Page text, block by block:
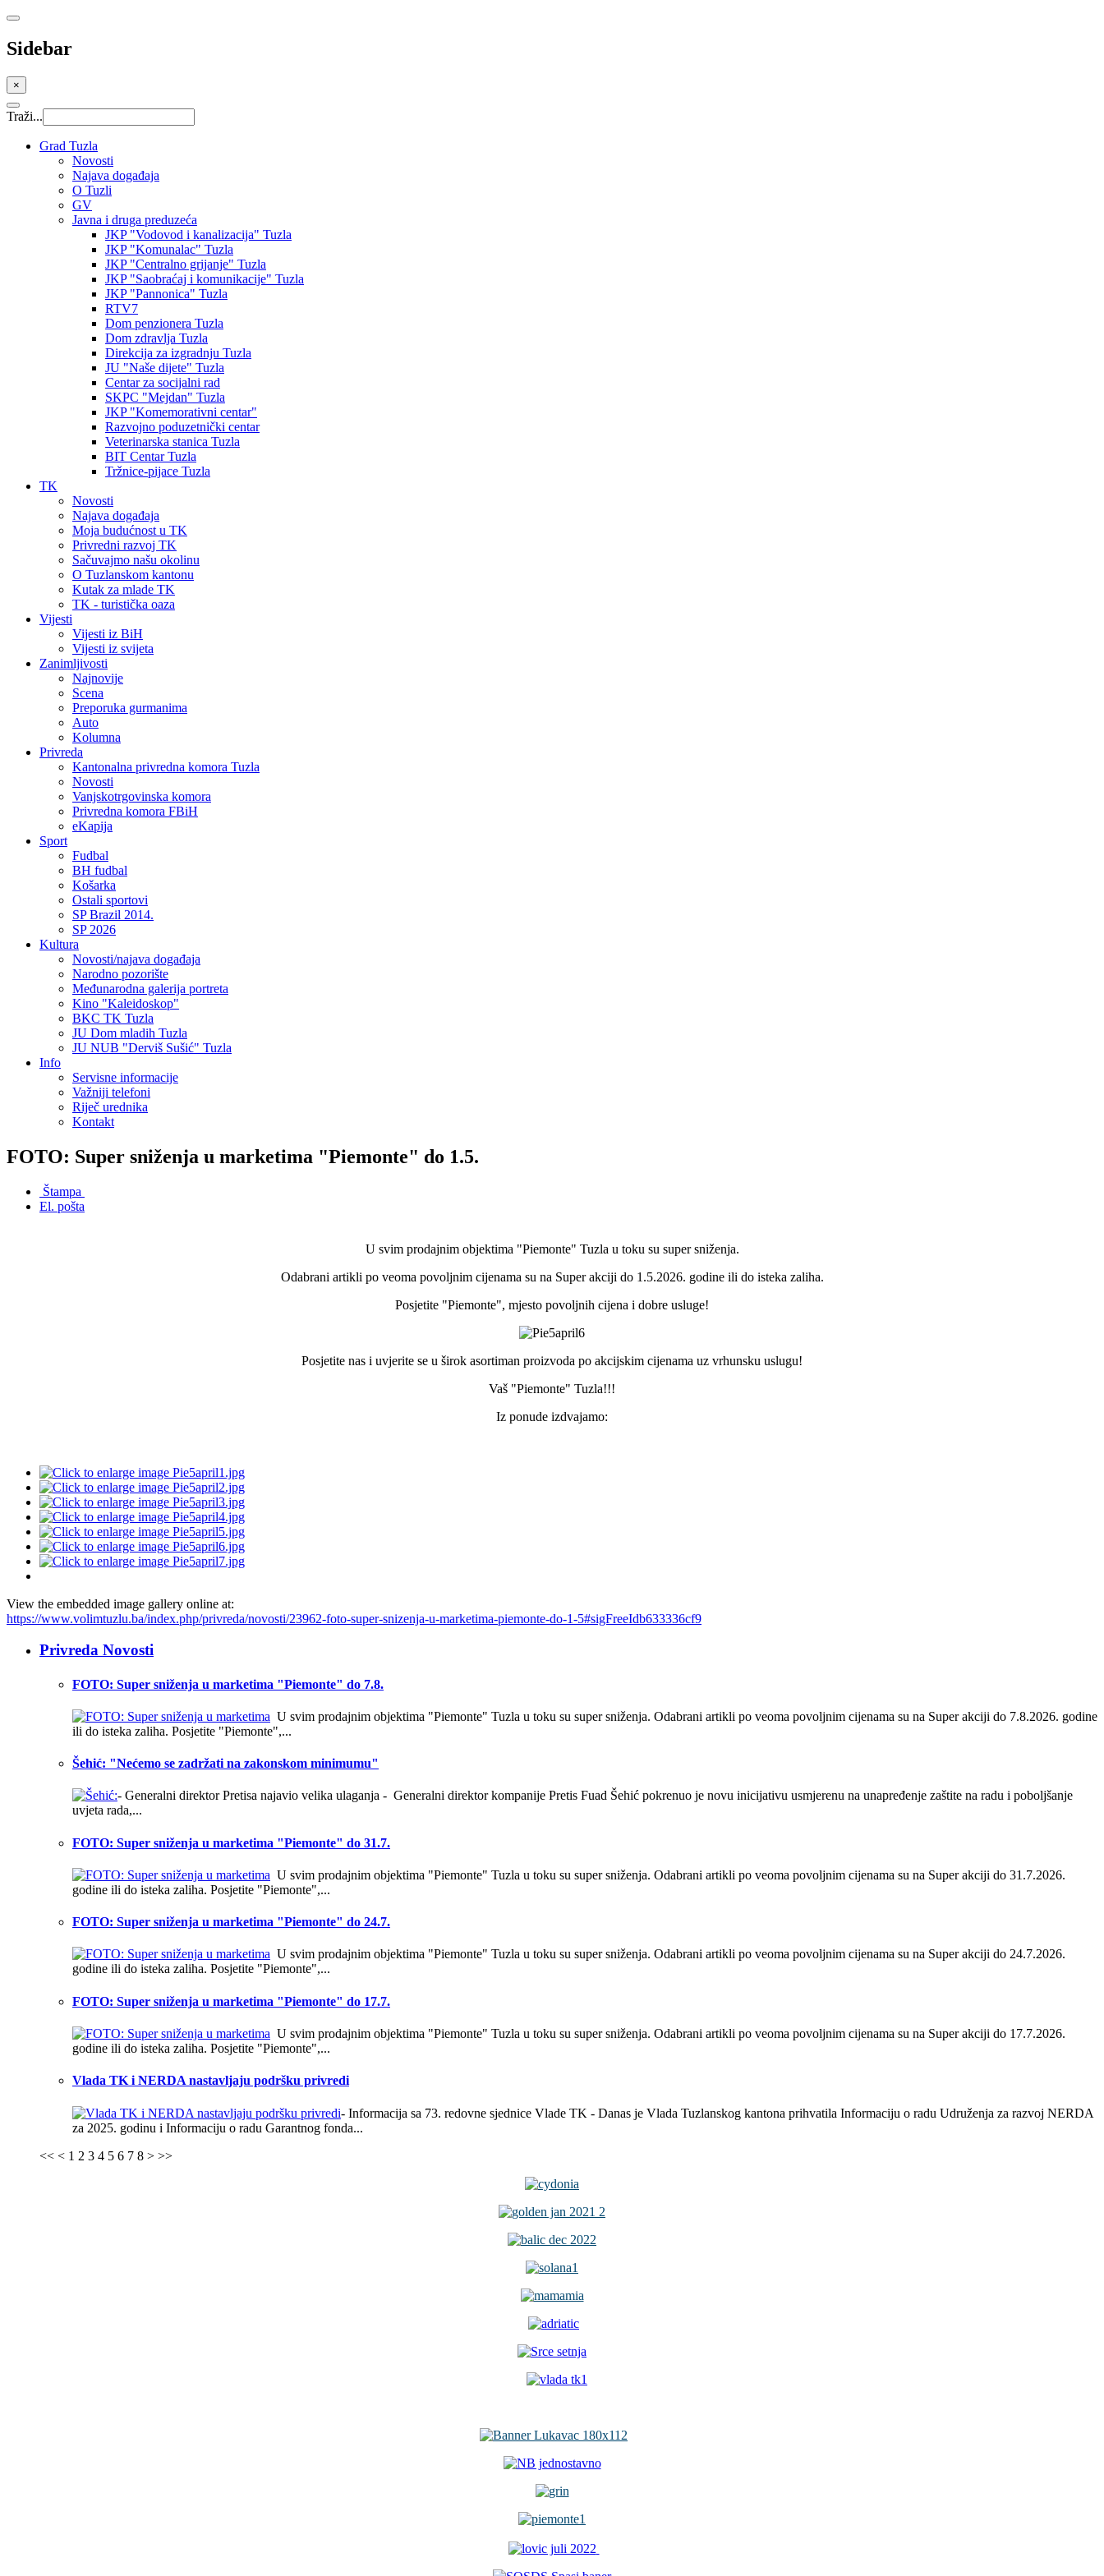
Sidebar
×
Traži...
Grad Tuzla
Novosti
Najava događaja
O Tuzli
GV
Javna i druga preduzeća
JKP "Vodovod i kanalizacija" Tuzla
JKP "Komunalac" Tuzla
JKP "Centralno grijanje" Tuzla
JKP "Saobraćaj i komunikacije" Tuzla
JKP "Pannonica" Tuzla
RTV7
Dom penzionera Tuzla
Dom zdravlja Tuzla
Direkcija za izgradnju Tuzla
JU "Naše dijete" Tuzla
Centar za socijalni rad
SKPC "Mejdan" Tuzla
JKP "Komemorativni centar"
Razvojno poduzetnički centar
Veterinarska stanica Tuzla
BIT Centar Tuzla
Tržnice-pijace Tuzla
TK
Novosti
Najava događaja
Moja budućnost u TK
Privredni razvoj TK
Sačuvajmo našu okolinu
O Tuzlanskom kantonu
Kutak za mlade TK
TK - turistička oaza
Vijesti
Vijesti iz BiH
Vijesti iz svijeta
Zanimljivosti
Najnovije
Scena
Preporuka gurmanima
Auto
Kolumna
Privreda
Kantonalna privredna komora Tuzla
Novosti
Vanjskotrgovinska komora
Privredna komora FBiH
eKapija
Sport
Fudbal
BH fudbal
Košarka
Ostali sportovi
SP Brazil 2014.
SP 2026
Kultura
Novosti/najava događaja
Narodno pozorište
Međunarodna galerija portreta
Kino "Kaleidoskop"
BKC TK Tuzla
JU Dom mladih Tuzla
JU NUB "Derviš Sušić" Tuzla
Info
Servisne informacije
Važniji telefoni
Riječ urednika
Kontakt
FOTO: Super sniženja u marketima "Piemonte" do 1.5.
Štampa
El. pošta
U svim prodajnim objektima "Piemonte" Tuzla u toku su super sniženja.
Odabrani artikli po veoma povoljnim cijenama su na Super akciji do 1.5.2026. godine ili do isteka zaliha.
Posjetite "Piemonte", mjesto povoljnih cijena i dobre usluge!
Posjetite nas i uvjerite se u širok asortiman proizvoda po akcijskim cijenama uz vrhunsku uslugu!
Vaš "Piemonte" Tuzla!!!
Iz ponude izdvajamo:
View the embedded image gallery online at:
https://www.volimtuzlu.ba/index.php/privreda/novosti/23962-foto-super-snizenja-u-marketima-piemonte-do-1-5#sigFreeIdb633336cf9
Privreda Novosti
FOTO: Super sniženja u marketima "Piemonte" do 7.8.
U svim prodajnim objektima "Piemonte" Tuzla u toku su super sniženja. Odabrani artikli po veoma povoljnim cijenama su na Super akciji do 7.8.2026. godine
ili do isteka zaliha. Posjetite "Piemonte",...
Šehić: "Nećemo se zadržati na zakonskom minimumu"
- Generalni direktor Pretisa najavio velika ulaganja - Generalni direktor kompanije Pretis Fuad Šehić pokrenuo je novu inicijativu usmjerenu na unapređenje zaštite na radu i poboljšanje
uvjeta rada,...
FOTO: Super sniženja u marketima "Piemonte" do 31.7.
U svim prodajnim objektima "Piemonte" Tuzla u toku su super sniženja. Odabrani artikli po veoma povoljnim cijenama su na Super akciji do 31.7.2026.
godine ili do isteka zaliha. Posjetite "Piemonte",...
FOTO: Super sniženja u marketima "Piemonte" do 24.7.
U svim prodajnim objektima "Piemonte" Tuzla u toku su super sniženja. Odabrani artikli po veoma povoljnim cijenama su na Super akciji do 24.7.2026.
godine ili do isteka zaliha. Posjetite "Piemonte",...
FOTO: Super sniženja u marketima "Piemonte" do 17.7.
U svim prodajnim objektima "Piemonte" Tuzla u toku su super sniženja. Odabrani artikli po veoma povoljnim cijenama su na Super akciji do 17.7.2026.
godine ili do isteka zaliha. Posjetite "Piemonte",...
Vlada TK i NERDA nastavljaju podršku privredi
- Informacija sa 73. redovne sjednice Vlade TK - Danas je Vlada Tuzlanskog kantona prihvatila Informaciju o radu Udruženja za razvoj NERDA
za 2025. godinu i Informaciju o radu Garantnog fonda...
<< < 1 2 3 4 5 6 7 8 > >>